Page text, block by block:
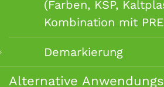
(Farben, KSP,
Kombination mit
Demarkierung
Alternative